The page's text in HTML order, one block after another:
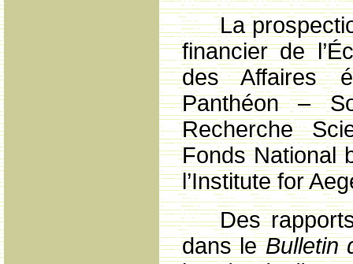
La
financier de
des Affaires
Panthéon –
Recherche
Fonds National
l’Institute for
Des
dans leBulletin